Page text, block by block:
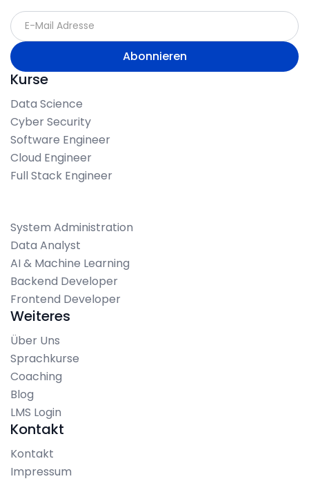
Kurse
Data Science
Cyber Security
Software Engineer
Cloud Engineer
Full Stack Engineer
System Administration
Data Analyst
AI & Machine Learning
Backend Developer
Frontend Developer
Weiteres
Über Uns
Sprachkurse
Coaching
Blog
LMS Login
Kontakt
Kontakt
Impressum